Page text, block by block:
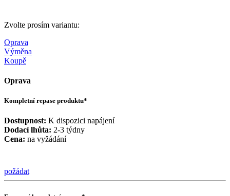
Zvolte prosím variantu:
Oprava
Výměna
Koupě
Oprava
Kompletní repase produktu*
Dostupnost: K dispozici napájení
Dodací lhůta: 2-3 týdny
Cena: na vyžádání
požádat